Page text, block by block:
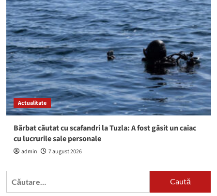
Actualitate
Bărbat căutat cu scafandri la Tuzla: A fost găsit un caiac
cu lucrurile sale personale
admin 7 august 2026
Caută